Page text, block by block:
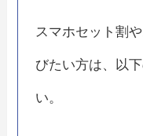
スマホセット割
びたい方は、以
い。